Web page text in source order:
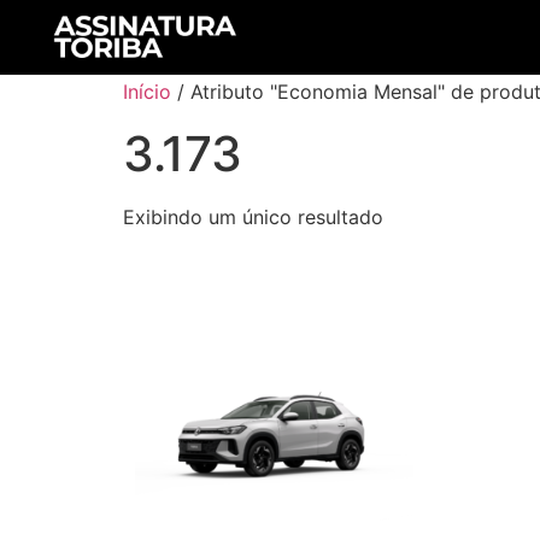
Início / Atributo "Economia Mensal" de
3.173
Exibindo um único resultado